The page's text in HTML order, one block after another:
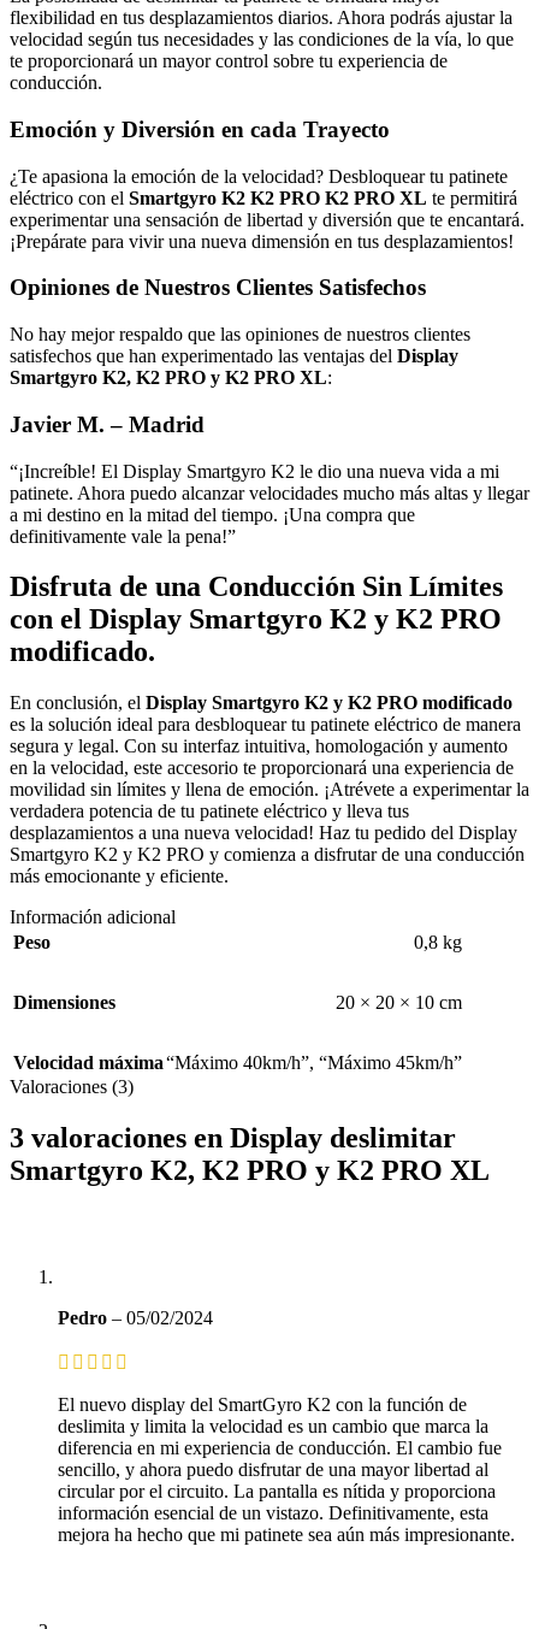
flexibilidad en tus desplazamientos diarios. Ahora podrás ajustar la
velocidad según tus necesidades y las condiciones de la vía, lo que
te proporcionará un mayor control sobre tu experiencia de
conducción.
Emoción y Diversión en cada Trayecto
¿Te apasiona la emoción de la velocidad? Desbloquear tu patinete
eléctrico con el Smartgyro K2 K2 PRO K2 PRO XL te permitirá
experimentar una sensación de libertad y diversión que te encantará.
¡Prepárate para vivir una nueva dimensión en tus desplazamientos!
Opiniones de Nuestros Clientes Satisfechos
No hay mejor respaldo que las opiniones de nuestros clientes
satisfechos que han experimentado las ventajas del Display
Smartgyro K2, K2 PRO y K2 PRO XL:
Javier M. – Madrid
“¡Increíble! El Display Smartgyro K2 le dio una nueva vida a mi
patinete. Ahora puedo alcanzar velocidades mucho más altas y llegar
a mi destino en la mitad del tiempo. ¡Una compra que
definitivamente vale la pena!”
Disfruta de una Conducción Sin Límites
con el Display Smartgyro K2 y K2 PRO
modificado.
En conclusión, el Display Smartgyro K2 y K2 PRO modificado
es la solución ideal para desbloquear tu patinete eléctrico de manera
segura y legal. Con su interfaz intuitiva, homologación y aumento
en la velocidad, este accesorio te proporcionará una experiencia de
movilidad sin límites y llena de emoción. ¡Atrévete a experimentar la
verdadera potencia de tu patinete eléctrico y lleva tus
desplazamientos a una nueva velocidad! Haz tu pedido del Display
Smartgyro K2 y K2 PRO y comienza a disfrutar de una conducción
más emocionante y eficiente.
Información adicional
Peso
0,8 kg
Dimensiones 20 × 20 × 10 cm
Velocidad máxima“Máximo 40km/h”, “Máximo 45km/h”
Valoraciones (3)
3 valoraciones en Display deslimitar
Smartgyro K2, K2 PRO y K2 PRO XL
Pedro – 05/02/2024
El nuevo display del SmartGyro K2 con la función de
deslimita y limita la velocidad es un cambio que marca la
diferencia en mi experiencia de conducción. El cambio fue
sencillo, y ahora puedo disfrutar de una mayor libertad al
circular por el circuito. La pantalla es nítida y proporciona
información esencial de un vistazo. Definitivamente, esta
mejora ha hecho que mi patinete sea aún más impresionante.